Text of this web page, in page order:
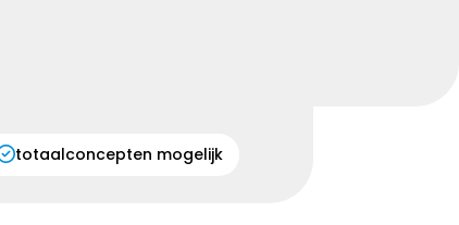
totaalconcepten mogelijk